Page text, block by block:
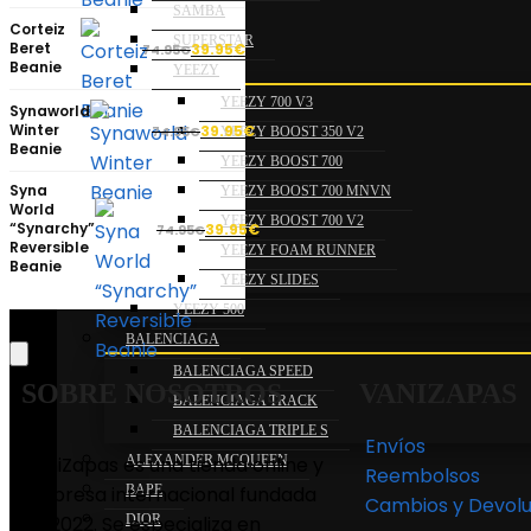
SAMBA
SUPERSTAR
YEEZY
YEEZY 700 V3
YEEZY BOOST 350 V2
YEEZY BOOST 700
YEEZY BOOST 700 MNVN
YEEZY BOOST 700 V2
YEEZY FOAM RUNNER
YEEZY SLIDES
YEEZY 500
BALENCIAGA
BALENCIAGA SPEED
BALENCIAGA TRACK
BALENCIAGA TRIPLE S
ALEXANDER MCQUEEN
BAPE
DIOR
Corteiz
Beret
Beanie
74.95€39.95€
Synaworld
Winter
Beanie
74.95€39.95€
Syna
World
“Synarchy”
Reversible
Beanie
74.95€39.95€
SOBRE NOSOTROS
VaniZapas es una tienda online y
empresa internacional fundada
en 2022. Se especializa en
Envíos
Reembolsos
Cambios y